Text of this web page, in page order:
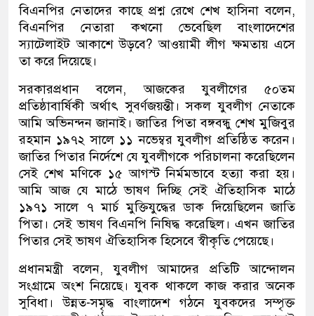
বিএনপির নেতাদের কাছে প্রশ্ন রেখে শেখ হাসিনা বলেন,
বিএনপির নেতারা কখনো ভেবেছিল বাংলাদেশের
স্যাটেলাইট আকাশে উড়বে? আওয়ামী লীগ ক্ষমতায় এসে
তা করে দিয়েছে।
সরকারপ্রধান বলেন, আজকের যুবলীগের ৫০তম
প্রতিষ্ঠাবার্ষিকী অর্থাৎ সুবর্ণজয়ন্তী। সকল যুবলীগ নেতাকে
আমি অভিনন্দন জানাই। জাতির পিতা বঙ্গবন্ধু শেখ মুজিবুর
রহমান ১৯৭২ সালে ১১ নভেম্বর যুবলীগ প্রতিষ্ঠিত করেন।
জাতির পিতার নির্দেশে যে যুবলীগকে পরিচালনা করেছিলেন
সেই শেখ মণিকে ১৫ আগস্ট নির্মমভাবে হত্যা করা হয়।
আমি আজ যে মাঠে ভাষণ দিচ্ছি সেই ঐতিহাসিক মাঠে
১৯৭১ সালে ৭ মার্চ মুক্তিযুদ্ধের ডাক দিয়েছিলেন জাতি
পিতা। সেই ভাষণ বিএনপি নিষিদ্ধ করেছিল। এখন জাতির
পিতার সেই ভাষণ ঐতিহাসিক হিসেবে স্বীকৃতি পেয়েছে।
প্রধানমন্ত্রী বলেন, যুবলীগ আমাদের প্রতিটি আন্দোলন
সংগ্রামে অংশ নিয়েছে। যুবক থাকলে কাজ করার অনেক
সুবিধা। উন্নত-সমৃদ্ধ বাংলাদেশ গঠনে যুবকদের সম্পৃক্ত